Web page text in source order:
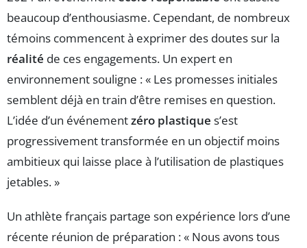
beaucoup d’enthousiasme. Cependant, de nombreux
témoins commencent à exprimer des doutes sur la
réalité de ces engagements. Un expert en
environnement souligne : « Les promesses initiales
semblent déjà en train d’être remises en question.
L’idée d’un événementzéro plastique s’est
progressivement transformée en un objectif moins
ambitieux qui laisse place à l’utilisation de plastiques
jetables. »
Un athlète français partage son expérience lors d’une
récente réunion de préparation : « Nous avons tous